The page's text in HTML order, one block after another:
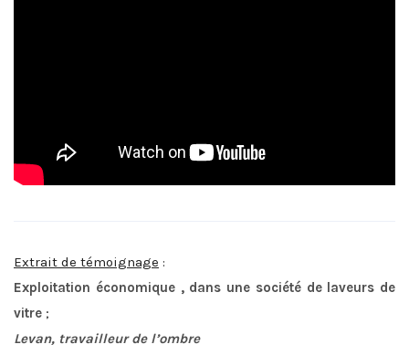
Extrait de témoignage :
Exploitation économique , dans une société de laveurs de
vitre ;
Levan, travailleur de l’ombre